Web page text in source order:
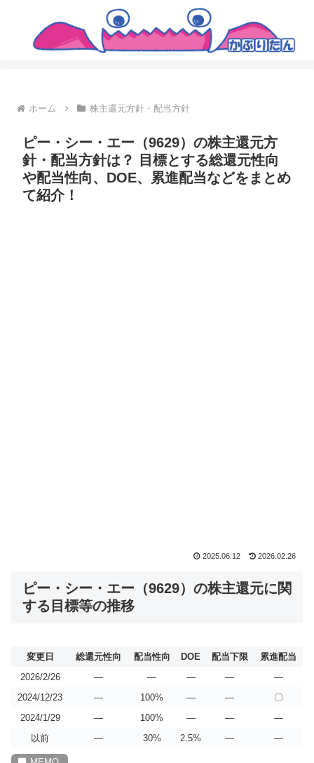
ホーム 株主還元方針・配当方針
ピー・シー・エー（9629）の株主還元方
針・配当方針は？ 目標とする総還元性向
や配当性向、DOE、累進配当などをまとめ
て紹介！
2025.06.12 2026.02.26
ピー・シー・エー（9629）の株主還元に関
する目標等の推移
変更日 総還元性向 配当性向 DOE 配当下限
累進配当
2026/2/26
― ― ― ―
―
2024/12/23
― 100% ― ―
〇
2024/1/29
― 100% ― ―
―
以前
― 30% 2.5% ― ―